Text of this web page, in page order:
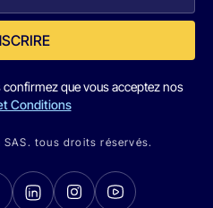
que vous acceptez nos
Conditions
tous droits réservés.